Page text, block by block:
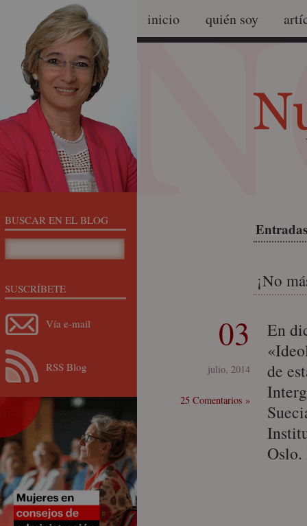
inicio quién soy
¡No
03
julio, 2014
25 Comentarios »
En
de
BUSCAR EN EL BLOG
SUSCRÍBETE
Vía e-mail
RSS Blog